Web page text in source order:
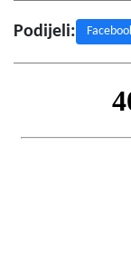
Podijeli: